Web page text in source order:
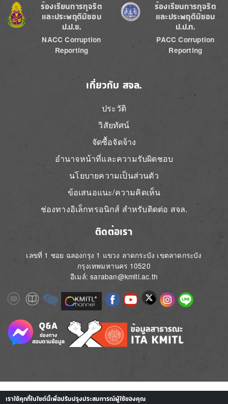
Image
ร้องเรียนการทุจริต
และประพฤติมิชอบ
ป.ป.ช.
NACC Corruption
Reporting
Image
ร้องเรียนการทุจริต
และประพฤติมิชอบ
ป.ป.ท.
PACC Corruption
Reporting
เกี่ยวกับ สจล.
ประวัติ
วิสัยทัศน์
จัดซื้อจัดจ้าง
อำนาจหน้าที่และความรับผิดชอบ
นโยบายความเป็นส่วนตัว
ข้อเสนอแนะ/ความคิดเห็น
ช่องทางอิเล็กทรอนิกส์ สำหรับติดต่อ สจล.
ติดต่อเรา
เลขที่ 1 ซอย ฉลองกรุง 1 แขวง ลาดกระบัง เขตลาดกระบัง
กรุงเทพมหานคร 10520
อีเมล์: saraban@kmitl.ac.th
ImageImageImage Image ImageImageImageImageImage
Image Image
เราใช้คุกกี้ในไซต์นี้เพื่อปรับปรุงประสบการณ์ผู้ใช้ของคุณ